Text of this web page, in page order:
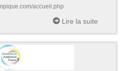
accueil.php
Lire la suite